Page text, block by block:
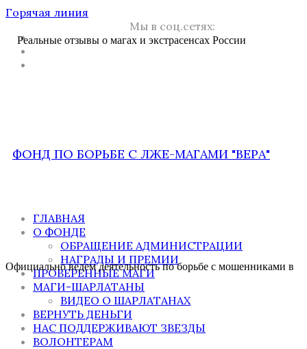
Горячая линия
Мы в соц.сетях:
Реальные отзывы о магах и экстрасенсах России
ФОНД ПО БОРЬБЕ С ЛЖЕ-МАГАМИ "ВЕРА"
Официально ведем деятельность по борьбе с мошенниками в
ГЛАВНАЯ
О ФОНДЕ
ОБРАЩЕНИЕ АДМИНИСТРАЦИИ
НАГРАДЫ И ПРЕМИИ
ПРОВЕРЕННЫЕ МАГИ
МАГИ-ШАРЛАТАНЫ
ВИДЕО О ШАРЛАТАНАХ
ВЕРНУТЬ ДЕНЬГИ
НАС ПОДДЕРЖИВАЮТ ЗВЕЗДЫ
ВОЛОНТЕРАМ